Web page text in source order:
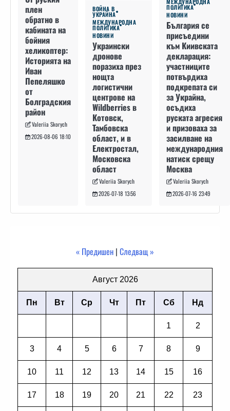
плен
обратно в
кабината на
бойния
хеликоптер:
Историята на
Иван
Пепеляшко
от
Болградския
район
Valeriia Skorych
2026-08-06 18:10
ВОЙНА В
УКРАЙНА
МЕЖДУНАРОДНА
ПОЛИТИКА
НОВИНИ
Украински
дронове
поразиха през
нощта
логистични
центрове на
Wildberries в
Котовск,
Тамбовска
област, и в
Електростал,
Московска
област
Valeriia Skorych
2026-07-18 13:56
МЕЖДУНАРОДНА
ПОЛИТИКА
НОВИНИ
България се
присъедини
към Киивската
декларация:
участниците
потвърдиха
подкрепата си
за Украйна,
осъдиха
руската агресия
и призоваха за
засилване на
международния
натиск срещу
Москва
Valeriia Skorych
2026-07-16 23:49
« Предишен | Следващ »
Август 2026
Пн Вт Ср Чт Пт Сб Нд
1 2
3 4 5 6 7 8 9
10 11 12 13 14 15 16
17 18 19 20 21 22 23